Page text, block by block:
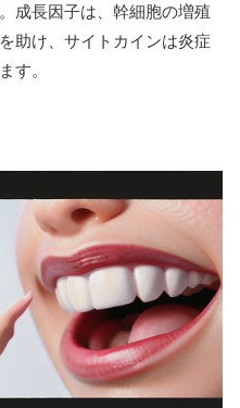
成長因子は、幹細胞の増殖
助け、サイトカインは炎症
す。